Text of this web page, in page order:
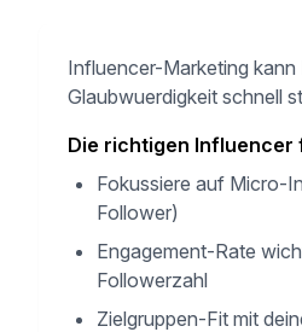
Influencer-Marketing kann
Glaubwuerdigkeit schnell
Die richtigen Influencer
Fokussiere auf Micro-
Follower)
Engagement-Rate
Followerzahl
Zielgruppen-Fit mit